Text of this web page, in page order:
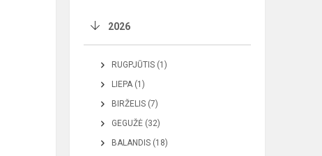
2026
RUGPJŪTIS (1)
LIEPA (1)
BIRŽELIS (7)
GEGUŽĖ (32)
BALANDIS (18)